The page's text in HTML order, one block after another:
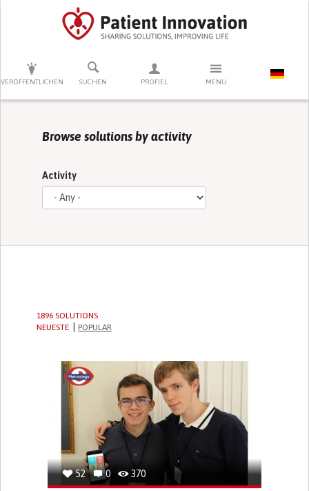
VERÖFFENTLICHEN SUCHEN PROFIEL MENU
DRÜCKEN SIE AUF ENTER UM DIE SUCHE ZU STARTEN
Browse solutions by activity
Activity
1896 SOLUTIONS
NEUESTE
POPULAR
52 0 370